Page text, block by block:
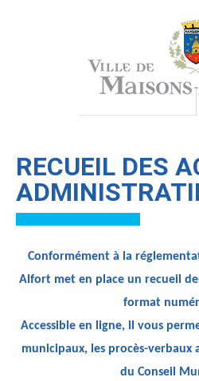
RECUEIL DES
Conformément à la
Alfort met en place un recueil
format
Accessible en ligne, il vous
municipaux, les procès-verbaux
du Conseil